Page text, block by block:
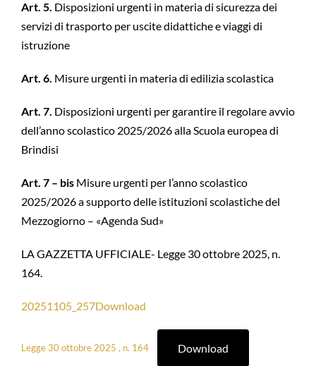
Art. 5. Disposizioni urgenti in materia di sicurezza dei
servizi di trasporto per uscite didattiche e viaggi di
istruzione
Art. 6. Misure urgenti in materia di edilizia scolastica
Art. 7. Disposizioni urgenti per garantire il regolare avvio
dell’anno scolastico 2025/2026 alla Scuola europea di
Brindisi
Art. 7 – bis Misure urgenti per l’anno scolastico
2025/2026 a supporto delle istituzioni scolastiche del
Mezzogiorno – «Agenda Sud»
LA GAZZETTA UFFICIALE- Legge 30 ottobre 2025, n.
164.
20251105_257Download
Legge 30 ottobre 2025 , n. 164 Download